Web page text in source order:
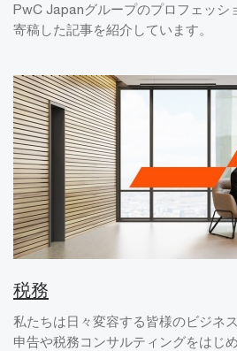
PwC Japanグループのプロフェッシ
寄稿した記事を紹介しています。
税務
私たちは日々変容する皆様のビジネ
申告や税務コンサルティングをはじ